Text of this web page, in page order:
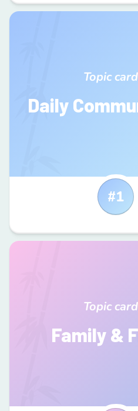
Topic card
Daily
#1
Topic card
Family &